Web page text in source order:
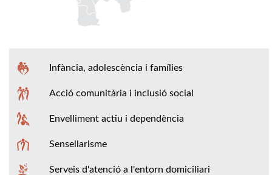
Infància, adolescència i famílies
Acció comunitària i inclusió social
Envelliment actiu i dependència
Sensellarisme
Serveis d'atenció a l'entorn domiciliari